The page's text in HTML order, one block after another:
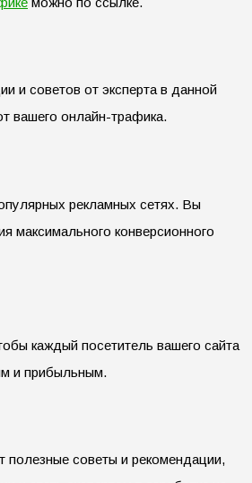
и советов от эксперта в данной
вашего онлайн-трафика.
рекламных сетях. Вы
максимального конверсионного
каждый посетитель вашего сайта
и прибыльным.
полезные советы и рекомендации,